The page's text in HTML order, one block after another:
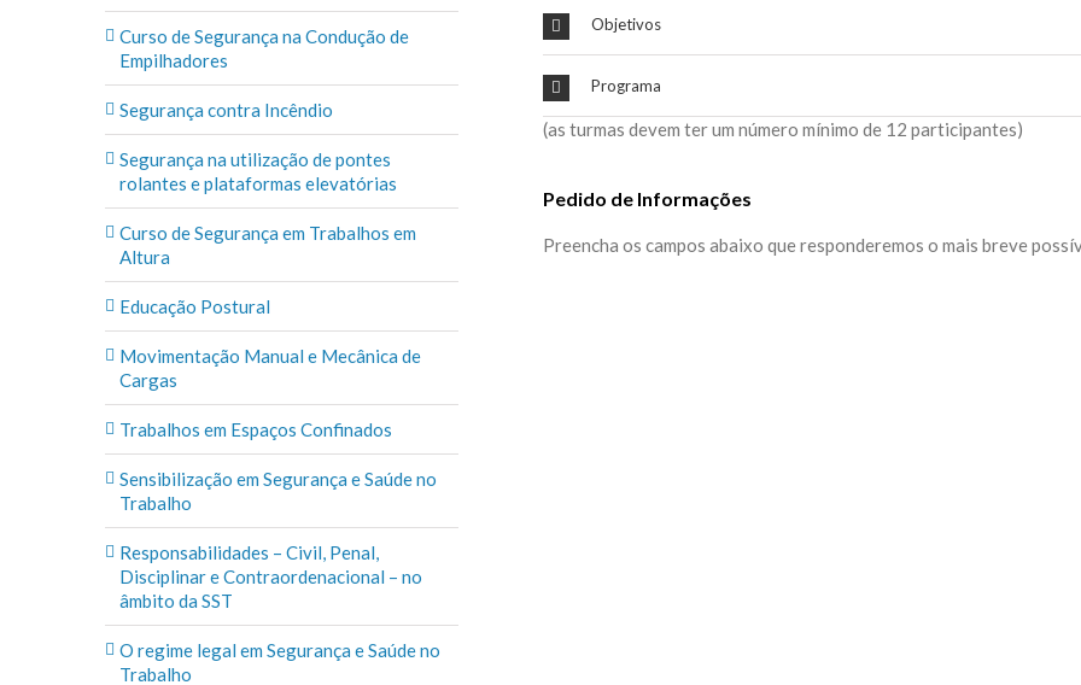
Objetivos
Programa
(as turmas devem ter um número mínimo de 12 participantes)
Pedido de Informações
Preencha os campos abaixo que responderemos o mais breve
Curso de Segurança na Condução de
Empilhadores
Segurança contra Incêndio
Segurança na utilização de pontes
rolantes e plataformas elevatórias
Curso de Segurança em Trabalhos em
Altura
Educação Postural
Movimentação Manual e Mecânica de
Cargas
Trabalhos em Espaços Confinados
Sensibilização em Segurança e Saúde no
Trabalho
Responsabilidades – Civil, Penal,
Disciplinar e Contraordenacional – no
âmbito da SST
O regime legal em Segurança e Saúde no
Trabalho